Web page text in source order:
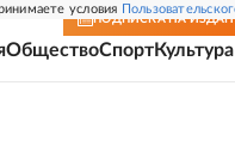
условия
ПОДПИСКА НА
ОбществоСпортКультура